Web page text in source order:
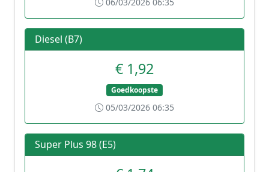
Diesel (B7)
€ 1,92
Goedkoopste
05/03/2026 06:35
Super Plus 98 (E5)